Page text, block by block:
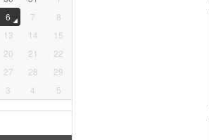
6 7
8
13 14
15
20 21
22
27 28
29
3 4 5